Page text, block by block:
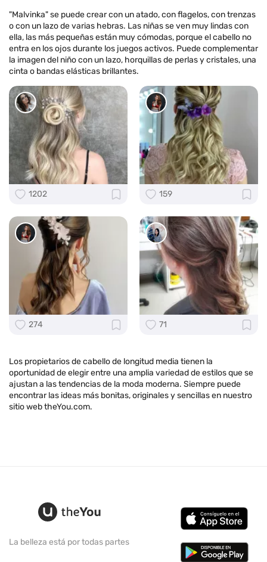
"Malvinka" se puede crear con un atado, con flagelos, con trenzas
o con un lazo de varias hebras. Las niñas se ven muy lindas con
ella, las más pequeñas están muy cómodas, porque el cabello no
entra en los ojos durante los juegos activos. Puede complementar
la imagen del niño con un lazo, horquillas de perlas y cristales, una
cinta o bandas elásticas brillantes.
1202 159
274 71
Los propietarios de cabello de longitud media tienen la
oportunidad de elegir entre una amplia variedad de estilos que se
ajustan a las tendencias de la moda moderna. Siempre puede
encontrar las ideas más bonitas, originales y sencillas en nuestro
sitio web theYou.com.
La belleza está por todas partes